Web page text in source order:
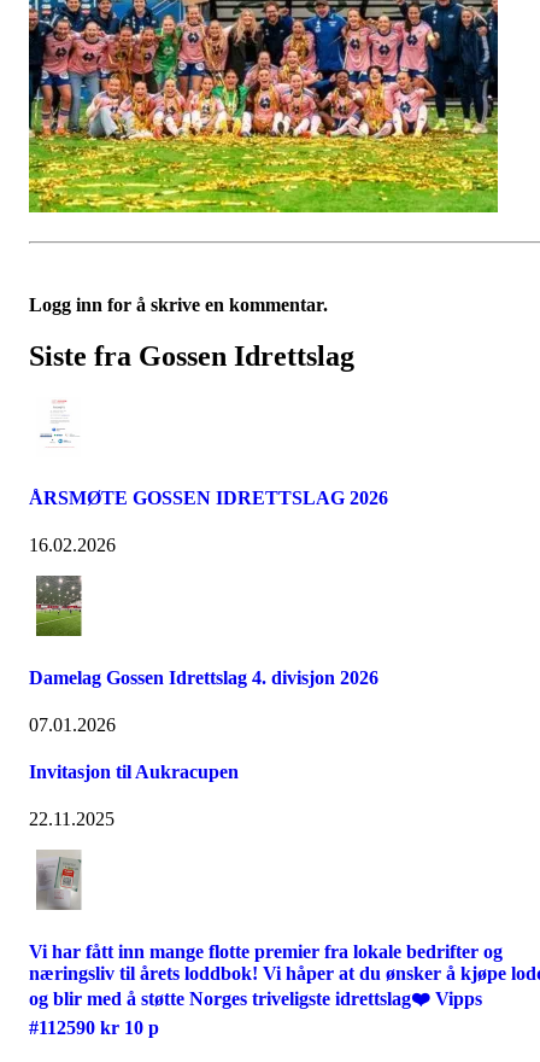
Logg inn for å skrive en kommentar.
Siste fra Gossen Idrettslag
ÅRSMØTE GOSSEN IDRETTSLAG 2026
16.02.2026
Damelag Gossen Idrettslag 4. divisjon 2026
07.01.2026
Invitasjon til Aukracupen
22.11.2025
Vi har fått inn mange flotte premier fra lokale bedrifter og
næringsliv til årets loddbok! Vi håper at du ønsker å kjøpe
og blir med å støtte Norges triveligste idrettslag❤️ Vipps
#112590 kr 10 p